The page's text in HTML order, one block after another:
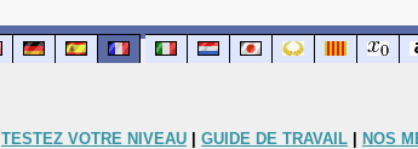
TESTEZ VOTRE NIVEAU GUIDE DE TRAVAIL NOS